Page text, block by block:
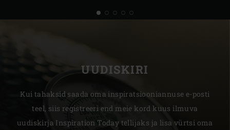
UUDISKIRI
Kui tahaksid saada oma inspiratsiooniannuse e-posti
teel, siis registreeri end meie kord kuus ilmuva
uudiskirja Inspiration Today tellijaks ja lisa vürtsi oma